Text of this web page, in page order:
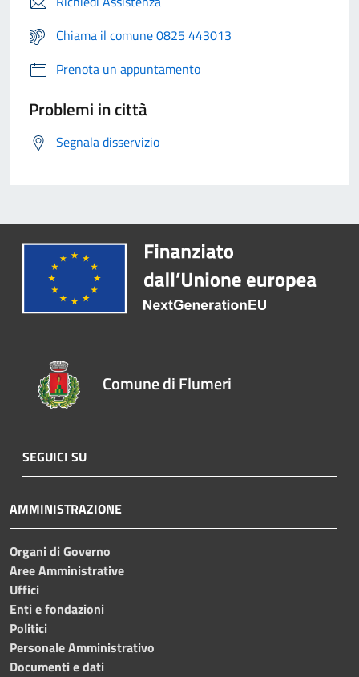
Chiama il comune 0825 443013
Prenota un appuntamento
Problemi in città
Segnala disservizio
Comune di Flumeri
SEGUICI SU
AMMINISTRAZIONE
Organi di Governo
Aree Amministrative
Uffici
Enti e fondazioni
Politici
Personale Amministrativo
Documenti e dati